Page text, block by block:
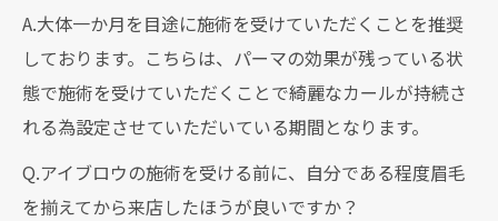
A.大体一か月を目途に施術を受けていただくことを推奨
しております。こちらは、パーマの効果が残っている状
態で施術を受けていただくことで綺麗なカールが持続さ
れる為設定させていただいている期間となります。
Q.アイブロウの施術を受ける前に、自分である程度眉毛
を揃えてから来店したほうが良いですか？